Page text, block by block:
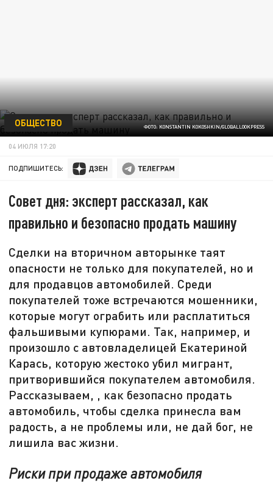
ФОТО: KONSTANTIN KOKOSHKIN/GLOBALLOOKPRESS
ОБЩЕСТВО
04 ИЮЛЯ 17:20
ПОДПИШИТЕСЬ:
Совет дня: эксперт рассказал, как
правильно и безопасно продать машину
Сделки на вторичном авторынке таят
опасности не только для покупателей, но и
для продавцов автомобилей. Среди
покупателей тоже встречаются мошенники,
которые могут ограбить или расплатиться
фальшивыми купюрами. Так, например, и
произошло с автовладелицей Екатериной
Карась, которую жестоко убил мигрант,
притворившийся покупателем автомобиля.
Рассказываем, , как безопасно продать
автомобиль, чтобы сделка принесла вам
радость, а не проблемы или, не дай бог, не
лишила вас жизни.
Риски при продаже автомобиля